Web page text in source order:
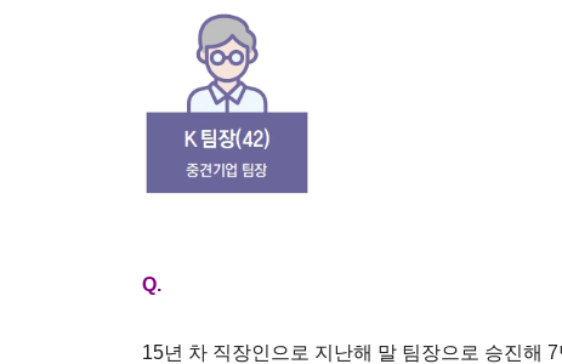
Q.
15년 차 직장인으로 지난해 말 팀장으로 승진해